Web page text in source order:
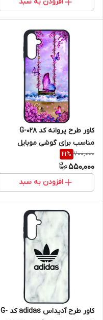
کاور طرح پروانه کد G-028
مناسب برای گوشی موبایل
سامسونگ Galaxy A16 4G / A16
5G
700,000
21%
550,000
افزودن به سبد
کاور طرح آدیداس adidas کد G-